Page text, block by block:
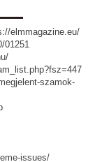
elmmagazine.eu/
01251
szamok-
issues/